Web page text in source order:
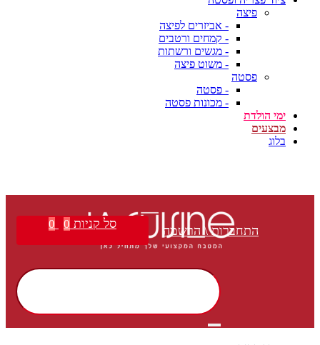
פיצה
- אביזרים לפיצה
- קמחים ורטבים
- מגשים ורשתות
- משוט פיצה
פסטה
- פסטה
- מכונות פסטה
ימי הולדת
מבצעים
בלוג
התחברות \ הרשמה סל קניות 0
0